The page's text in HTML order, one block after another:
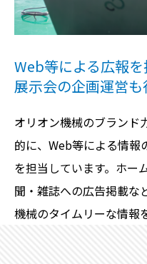
Web等による広報を
展示会の企画運営
オリオン機械のブランド
的に、Web等による情報
を担当しています。ホー
聞・雑誌への広告掲載な
機械のタイムリーな情報